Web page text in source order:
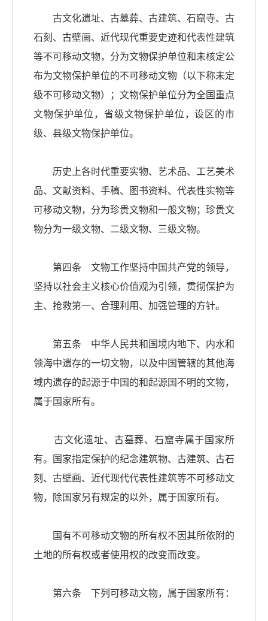
古文化遗址、古墓葬、古建筑、石窟寺、古
石刻、古壁画、近代现代重要史迹和代表性建筑
等不可移动文物，分为文物保护单位和未核定公
布为文物保护单位的不可移动文物（以下称未定
级不可移动文物）；文物保护单位分为全国重点
文物保护单位，省级文物保护单位，设区的市
级、县级文物保护单位。
历史上各时代重要实物、艺术品、工艺美术
品、文献资料、手稿、图书资料、代表性实物等
可移动文物，分为珍贵文物和一般文物；珍贵文
物分为一级文物、二级文物、三级文物。
第四条 文物工作坚持中国共产党的领导，
坚持以社会主义核心价值观为引领，贯彻保护为
主、抢救第一、合理利用、加强管理的方针。
第五条 中华人民共和国境内地下、内水和
领海中遗存的一切文物，以及中国管辖的其他海
域内遗存的起源于中国的和起源国不明的文物，
属于国家所有。
古文化遗址、古墓葬、石窟寺属于国家所
有。国家指定保护的纪念建筑物、古建筑、古石
刻、古壁画、近代现代代表性建筑等不可移动文
物，除国家另有规定的以外，属于国家所有。
国有不可移动文物的所有权不因其所依附的
土地的所有权或者使用权的改变而改变。
第六条 下列可移动文物，属于国家所有：